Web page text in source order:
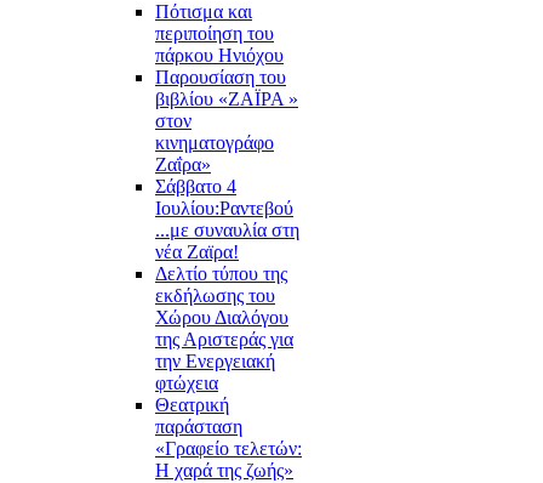
Πότισμα και
περιποίηση του
πάρκου Ηνιόχου
Παρουσίαση του
βιβλίου «ΖΑΪΡΑ »
στον
κινηματογράφο
Ζαΐρα»
Σάββατο 4
Ιουλίου:Ραντεβού
...με συναυλία στη
νέα Ζαϊρα!
Δελτίο τύπου της
εκδήλωσης του
Χώρου Διαλόγου
της Αριστεράς για
την Ενεργειακή
φτώχεια
Θεατρική
παράσταση
«Γραφείο τελετών:
Η χαρά της ζωής»